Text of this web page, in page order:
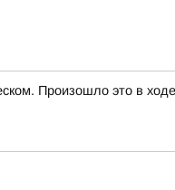
Произошло это в